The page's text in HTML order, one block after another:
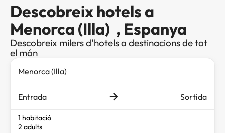
Descobreix hotels a
Menorca (Illa) , Espanya
Descobreix milers d'hotels a destinacions de tot
el món
Entrada Sortida
1 habitació
2 adults